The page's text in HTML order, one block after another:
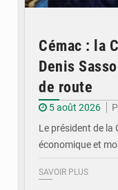
Cémac : la
Denis
de route
5 août 2026
Le président de la
économique et
SAVOIR PLUS